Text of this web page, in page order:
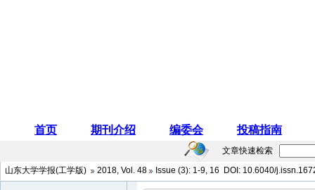
文章快速检索
山东大学学报(工学版)
2018, Vol. 48 Issue (3): 1-9, 16 DOI: 10.6040/